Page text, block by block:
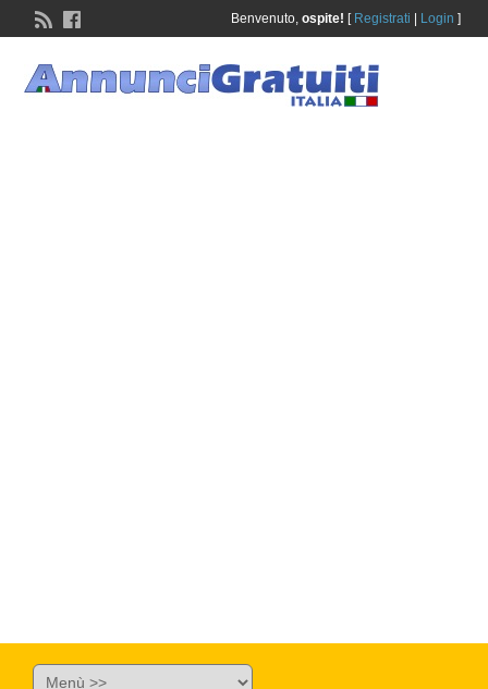
Benvenuto, ospite! [ Registrati Login ]